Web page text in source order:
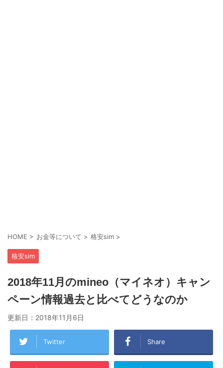
HOME > お金等について > 格安sim >
格安sim
2018年11月のmineo（マイネオ）キャン
ペーン情報過去と比べてどうなのか
更新日： 2018年11月6日
Twitter Share